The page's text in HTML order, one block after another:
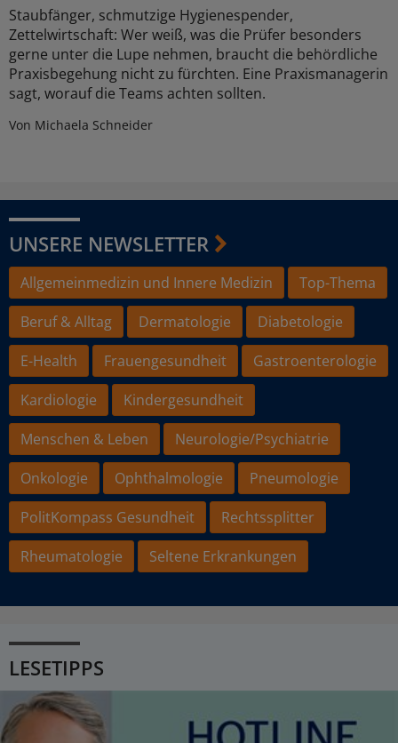
Staubfänger, schmutzige Hygienespender,
Zettelwirtschaft: Wer weiß, was die Prüfer besonders
gerne unter die Lupe nehmen, braucht die behördliche
Praxisbegehung nicht zu fürchten. Eine Praxismanagerin
sagt, worauf die Teams achten sollten.
Von Michaela Schneider
UNSERE NEWSLETTER
Allgemeinmedizin und Innere Medizin
Top-Thema
Beruf & Alltag
Dermatologie
Diabetologie
E-Health
Frauengesundheit
Gastroenterologie
Kardiologie
Kindergesundheit
Menschen & Leben
Neurologie/Psychiatrie
Onkologie
Ophthalmologie
Pneumologie
PolitKompass Gesundheit
Rechtssplitter
Rheumatologie
Seltene Erkrankungen
LESETIPPS